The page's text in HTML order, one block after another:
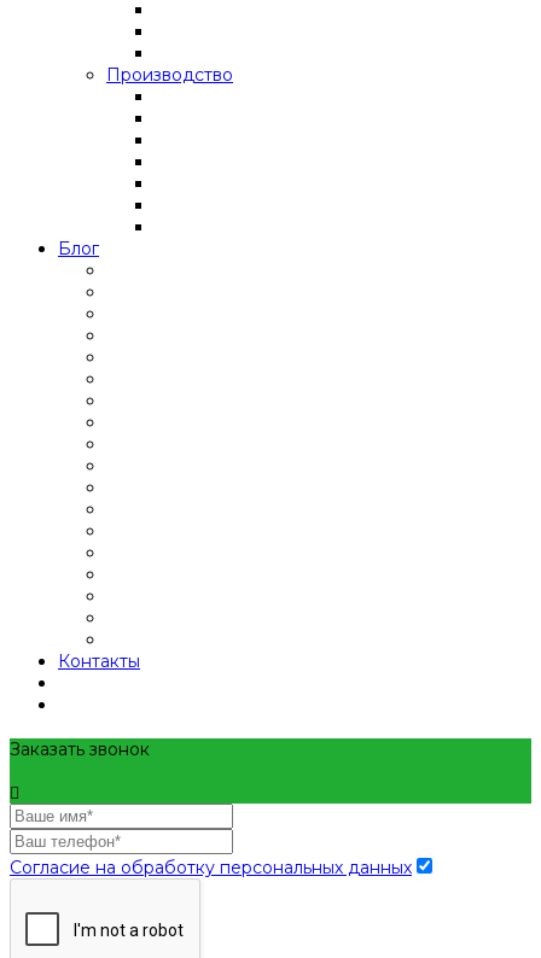
Производство
Блог
Контакты
Заказать звонок
Согласие на обработку персональных данных